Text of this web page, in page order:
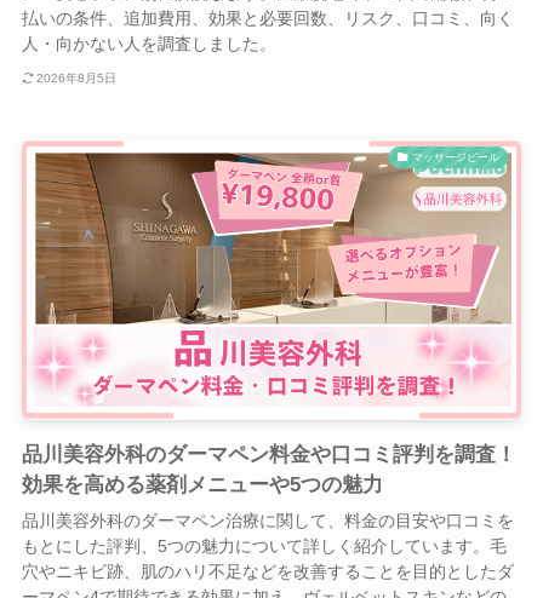
払いの条件、追加費用、効果と必要回数、リスク、口コミ、向く
人・向かない人を調査しました。
2026年8月5日
マッサージピール
品川美容外科のダーマペン料金や口コミ評判を調査！
効果を高める薬剤メニューや5つの魅力
品川美容外科のダーマペン治療に関して、料金の目安や口コミを
もとにした評判、5つの魅力について詳しく紹介しています。毛
穴やニキビ跡、肌のハリ不足などを改善することを目的としたダ